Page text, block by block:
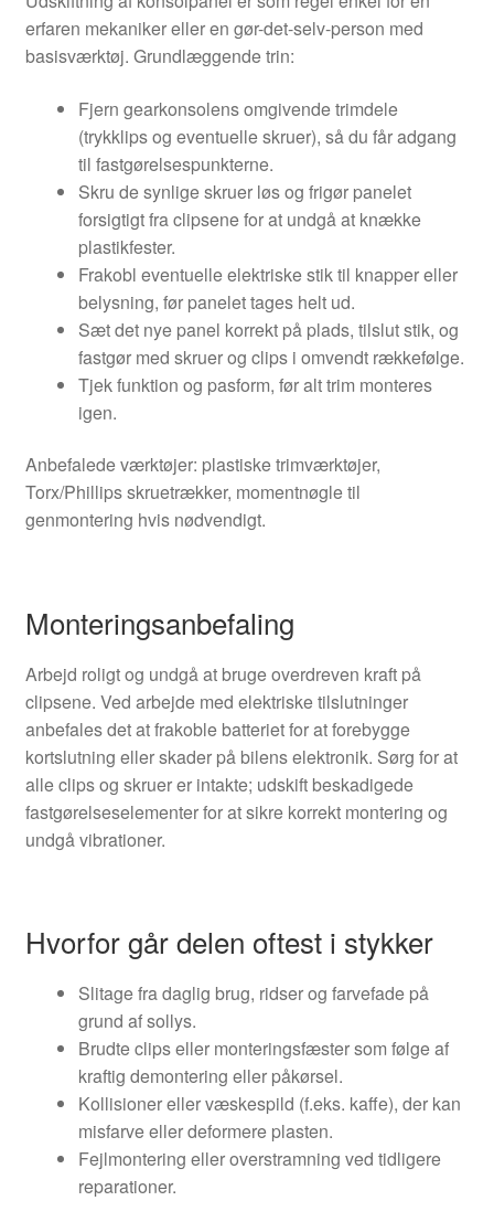
erfaren mekaniker eller en gør-det-selv-person med
basisværktøj. Grundlæggende trin:
Fjern gearkonsolens omgivende trimdele
(trykklips og eventuelle skruer), så du får adgang
til fastgørelsespunkterne.
Skru de synlige skruer løs og frigør panelet
forsigtigt fra clipsene for at undgå at knække
plastikfester.
Frakobl eventuelle elektriske stik til knapper eller
belysning, før panelet tages helt ud.
Sæt det nye panel korrekt på plads, tilslut stik, og
fastgør med skruer og clips i omvendt rækkefølge.
Tjek funktion og pasform, før alt trim monteres
igen.
Anbefalede værktøjer: plastiske trimværktøjer,
Torx/Phillips skruetrækker, momentnøgle til
genmontering hvis nødvendigt.
Monteringsanbefaling
Arbejd roligt og undgå at bruge overdreven kraft på
clipsene. Ved arbejde med elektriske tilslutninger
anbefales det at frakoble batteriet for at forebygge
kortslutning eller skader på bilens elektronik. Sørg for at
alle clips og skruer er intakte; udskift beskadigede
fastgørelseselementer for at sikre korrekt montering og
undgå vibrationer.
Hvorfor går delen oftest i stykker
Slitage fra daglig brug, ridser og farvefade på
grund af sollys.
Brudte clips eller monteringsfæster som følge af
kraftig demontering eller påkørsel.
Kollisioner eller væskespild (f.eks. kaffe), der kan
misfarve eller deformere plasten.
Fejlmontering eller overstramning ved tidligere
reparationer.